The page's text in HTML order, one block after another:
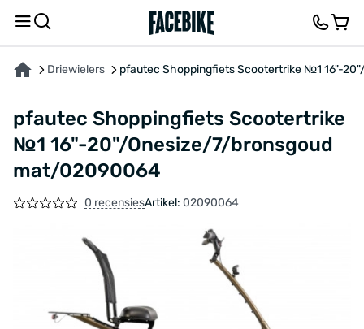
Driewielers pfautec Shoppingfiets Scootertrike №1 16"-
pfautec Shoppingfiets Scootertrike
№1 16"-20"/Onesize/7/bronsgoud
mat/02090064
0 recensiesArtikel: 02090064
OVER HET PRODUCT KENMERKENFEEDBACK EN VRAGEN